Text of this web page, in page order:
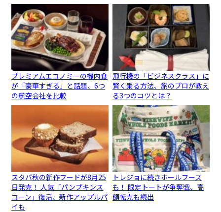
プレミアムエコノミーの機内食
が「豪華すぎる」と話題、6つ
の航空会社を比較
飛行機の「ビジネスクラス」に
賢く乗る方法、旅のプロが教え
る3つのコツとは？
スタバ秋の新作フードが8月25
日発売！ 人気「パンプキンス
コーン」復活、新作アップルパ
イも
トレジョに続きホールフーズ
も！ 限定トートが争奪戦、高
額転売も続出